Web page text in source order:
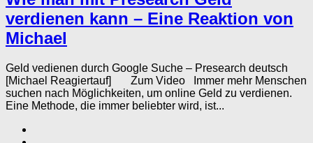
verdienen kann – Eine Reaktion von
Michael
Geld vedienen durch Google Suche – Presearch deutsch
[Michael Reagiertauf] Zum Video Immer mehr Menschen
suchen nach Möglichkeiten, um online Geld zu verdienen.
Eine Methode, die immer beliebter wird, ist...